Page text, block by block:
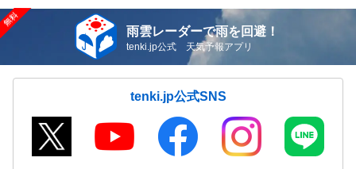
雨雲レーダーで雨を回避！
tenki.jp公式 天気予報アプリ
tenki.jp公式SNS